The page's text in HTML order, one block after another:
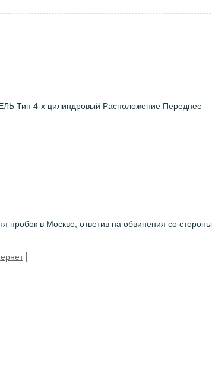
Тип 4-х цилиндровый Расположение Переднее
в Москве, ответив на обвинения со стороны